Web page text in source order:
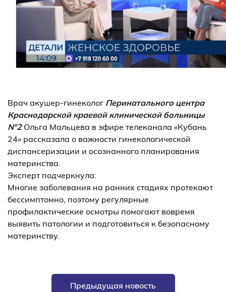
Врач акушер-гинеколог Перинатального центра
Краснодарской краевой клинической больницы
Nº2Ольга Мальцева в эфире телеканала «Кубань
24» рассказала о важности гинекологической
диспансеризации и осознанного планирования
материнства.
Эксперт подчеркнула:
Многие заболевания на ранних стадиях протекают
бессимптомно, поэтому регулярные
профилактические осмотры помогают вовремя
выявить патологии и подготовиться к безопасному
материнству.
Предыдущая новость